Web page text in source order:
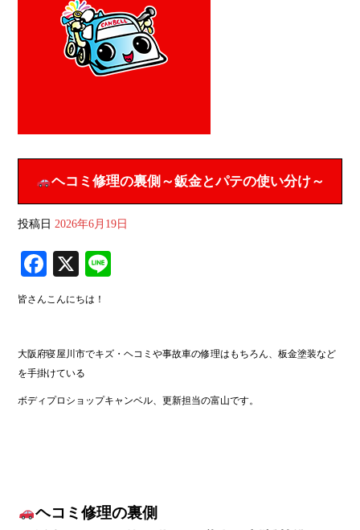
ヘコミ修理の裏側～鈑金とパテの使い分け～
投稿日 2026年6月19日
Fa
ce
X
皆さんこんにちは！
大阪府寝屋川市でキズ・ヘコミや事故車の修理はもちろん、板金塗装など
を手掛けている
ボディプロショップキャンベル、更新担当の富山です。
ヘコミ修理の裏側